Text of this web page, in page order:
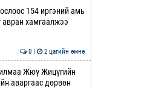
154 иргэний амь
авран хамгаалжээ
0 | 2 цагийн өмнө
Жюү Жицүгийн
аваргаас дөрвөн